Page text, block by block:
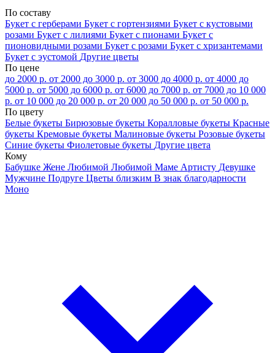
По составу
Букет с герберами Букет с гортензиями Букет с кустовыми
розами Букет с лилиями Букет с пионами Букет с
пионовидными розами Букет с розами Букет с хризантемами
Букет с эустомой Другие цветы
По цене
до 2000 р. от 2000 до 3000 р. от 3000 до 4000 р. от 4000 до
5000 р. от 5000 до 6000 р. от 6000 до 7000 р. от 7000 до 10 000
р. от 10 000 до 20 000 р. от 20 000 до 50 000 р. от 50 000 р.
По цвету
Белые букеты Бирюзовые букеты Коралловые букеты Красные
букеты Кремовые букеты Малиновые букеты Розовые букеты
Синие букеты Фиолетовые букеты Другие цвета
Кому
Бабушке Жене Любимой Любимой Маме Артисту Девушке
Мужчине Подруге Цветы близким В знак благодарности
Моно